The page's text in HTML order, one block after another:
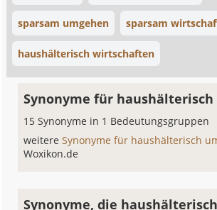
sparsam umgehen sparsam
haushälterisch wirtschaften
Synonyme für haushälterisch
15 Synonyme in 1 Bedeutungsgruppen
weitereSynonyme für haushälterisch
Woxikon.de
Synonyme, die